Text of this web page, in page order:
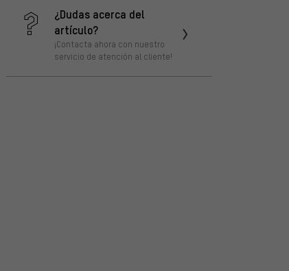
¿Dudas acerca del
artículo?
¡Contacta ahora con nuestro
servicio de atención al cliente!